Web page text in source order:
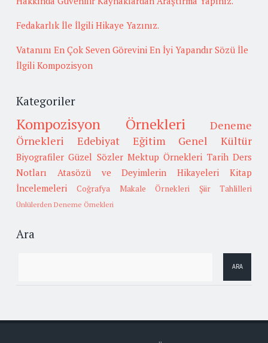
Fedakarlık İle İlgili Hikaye Yazınız.
Vatanını En Çok Seven Görevini En İyi Yapandır Sözü İle
İlgili Kompozisyon
Kategoriler
Kompozisyon Örnekleri
Deneme
Örnekleri
Edebiyat Eğitim Genel Kültür
Biyografiler Güzel Sözler Mektup Örnekleri Tarih Ders
Notları
Atasözü ve Deyimlerin Hikayeleri
Kitap
İncelemeleri
Coğrafya Makale Örnekleri Şiir Tahlilleri
Ünlülerden Deneme Örnekleri
Ara